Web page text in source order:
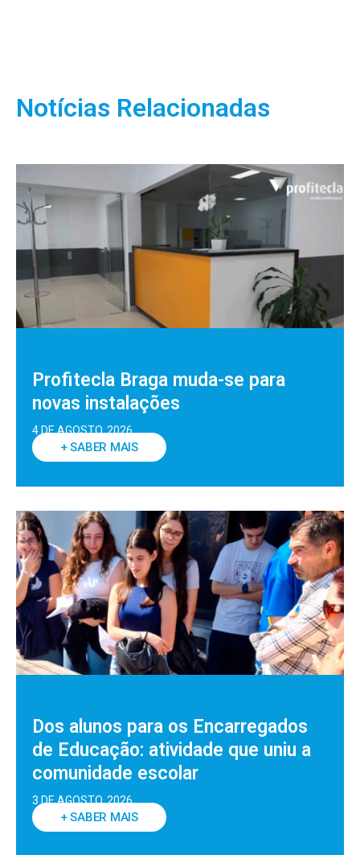
Notícias Relacionadas
Profitecla Braga muda-se para
novas instalações
4 DE AGOSTO, 2026
+ SABER MAIS
Dos alunos para os Encarregados
de Educação: atividade que uniu a
comunidade escolar
3 DE AGOSTO, 2026
+ SABER MAIS